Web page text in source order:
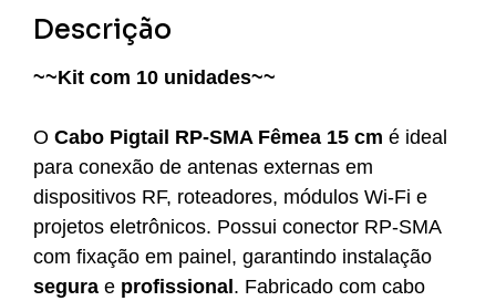
Descrição
~~Kit com 10 unidades~~
O Cabo Pigtail RP-SMA Fêmea 15 cm é ideal
para conexão de antenas externas em
dispositivos RF, roteadores, módulos Wi-Fi e
projetos eletrônicos. Possui conector RP-SMA
com fixação em painel, garantindo instalação
segura e profissional. Fabricado com cabo